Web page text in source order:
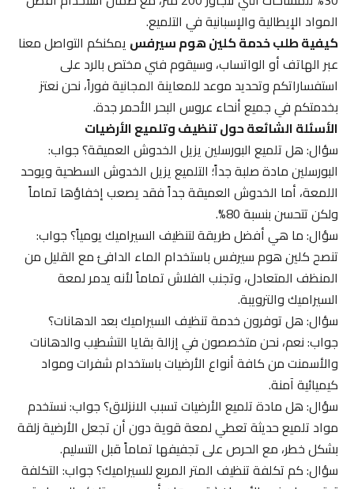
المواد الإيطالية والإسبانية في التلميع.
كيفية طلب خدمة كلين هوم سيرفسيمكنكم التواصل معنا
عبر الهاتف أو الواتساب، وسيقوم فني مختص بالرد على
استفساراتكم وتحديد موعد للمعاينة المجانية فوراً، نحن نعتز
بخدمتكم في جميع أنحاء عروس البحر الأحمر جدة.
الأسئلة الشائعة حول تنظيف وتلميع الأرضيات
سؤال: هل تلميع البورسلين يزيل الخدوش العميقة؟ جواب:
البورسلين مادة صلبة جداً؛ التلميع يزيل الخدوش السطحية ويوحد
اللمعة، أما الخدوش العميقة جداً فقد يصعب إخفاؤها تماماً
ولكن تتحسن بنسبة 80%.
سؤال: ما هي أفضل طريقة لتنظيف السيراميك يومياً؟ جواب:
تنصح كلين هوم سيرفس باستخدام الماء الدافئ مع القليل من
المنظف المتعادل، وتجنب الفلاش تماماً لأنه يدمر لمعة
السيراميك والترويبة.
سؤال: هل توفرون خدمة تنظيف السيراميك بعد الدهانات؟
جواب: نعم، نحن متخصصون في إزالة بقايا التشطيب والدهانات
والأسمنت من كافة أنواع الأرضيات باستخدام شفرات ومواد
كيميائية آمنة.
سؤال: هل مادة تلميع الأرضيات تسبب الانزلاق؟ جواب: نستخدم
مواد تلميع حديثة تعطي لمعة قوية دون أن تجعل الأرضية زلقة
بشكل خطر، مع الحرص على تجفيفها تماماً قبل التسليم.
سؤال: كم تكلفة تنظيف المتر المربع للسيراميك؟ جواب: التكلفة